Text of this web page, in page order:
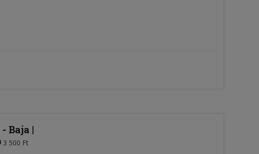
- Baja
3 500 Ft